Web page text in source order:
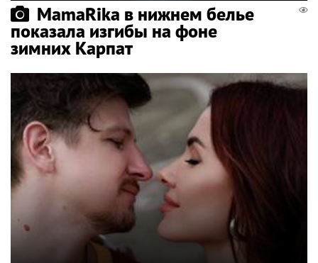
MamaRika в нижнем белье
показала изгибы на фоне
зимних Карпат